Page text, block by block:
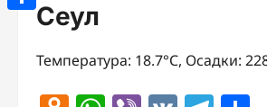
Сеул
Температура: 18.7°C, Осадки:
Отправить